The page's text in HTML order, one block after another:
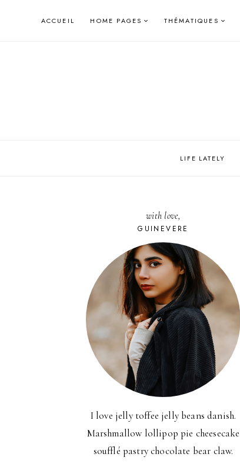
ACCUEIL HOME PAGES THÉMATIQUES
LIFE LATELY
with love,
GUINEVERE
I love jelly toffee jelly beans danish.
Marshmallow lollipop pie cheesecake
soufflé pastry chocolate bear claw.